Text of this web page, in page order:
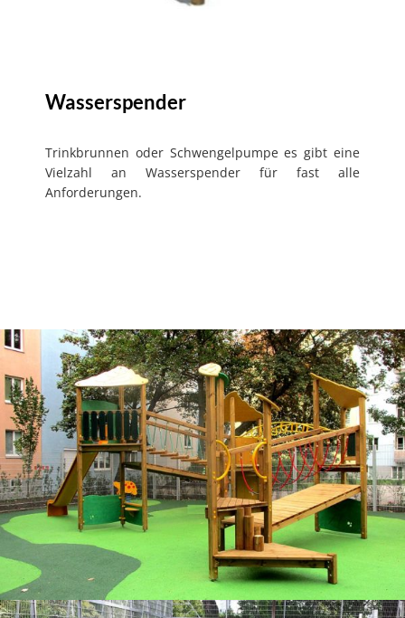
Wasserspender
Trinkbrunnen oder Schwengelpumpe es gibt eine
Vielzahl an Wasserspender für fast alle
Anforderungen.
Spielgeräte für den öffentlichen Bereich